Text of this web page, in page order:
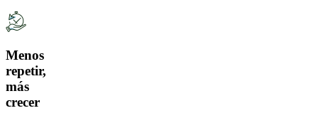
Menos
repetir,
más
crecer